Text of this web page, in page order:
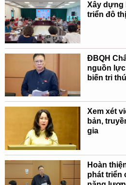
Xây dựng
triển đô
ĐBQH
nguồn
biến tri
Xem xét
bản,
gia
Hoàn
phát triển